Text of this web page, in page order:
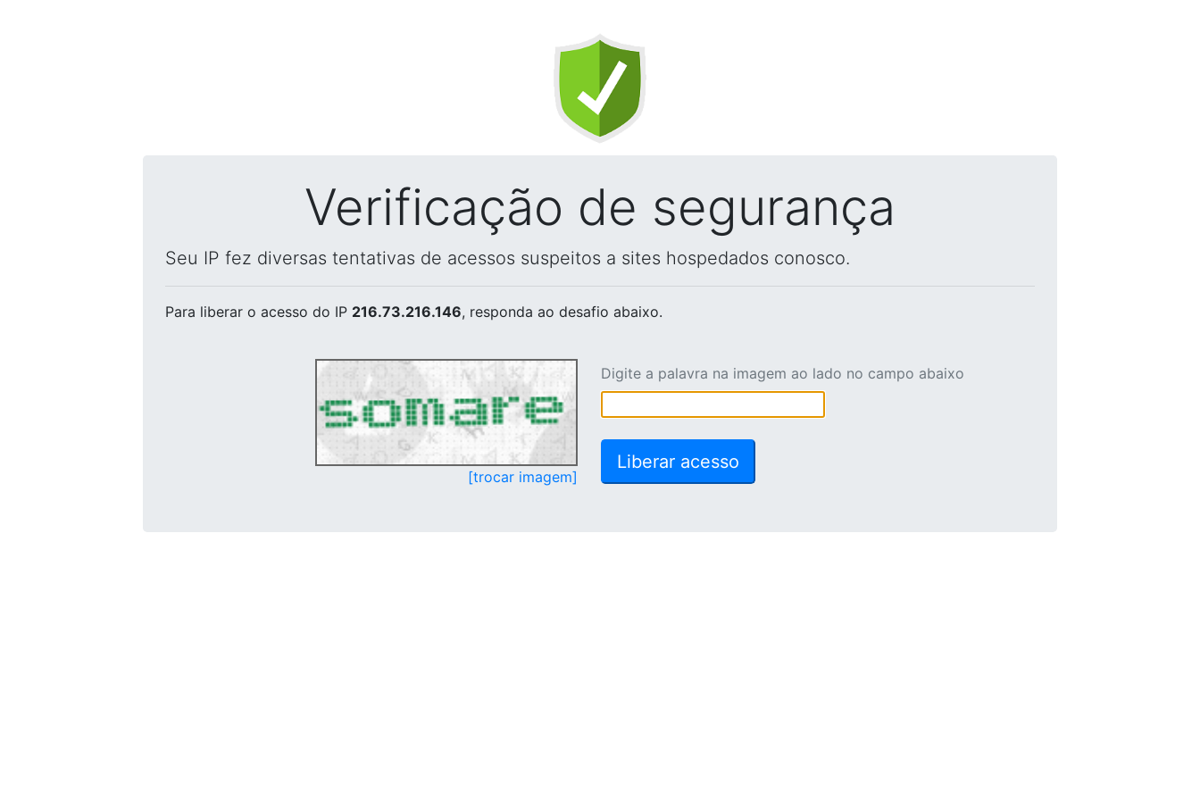
Verificação de segurança
Seu IP fez diversas tentativas de acessos suspeitos a sites hospedados conosco.
Para liberar o acesso do IP 216.73.216.146, responda ao desafio abaixo.
[trocar imagem]
Digite a palavra na imagem ao lado no campo abaixo